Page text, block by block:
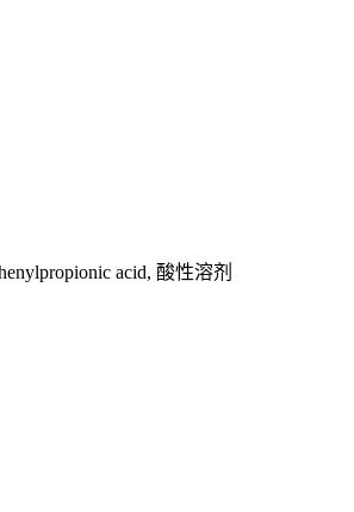
acid, 酸性溶剂